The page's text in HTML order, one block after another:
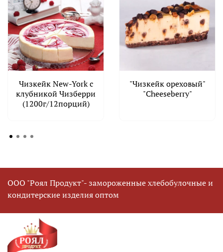
Чизкейк New-York с
клубникой Чизберри
(1200г/12порций)
"Чизкейк ореховый"
"Cheeseberry"
ООО "Роял Продукт"- замороженные хлебобулочные и
кондитерские изделия оптом